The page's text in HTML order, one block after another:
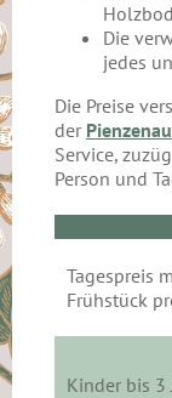
Die
jedes
Die Preise
der
Service,
Person und
Tagespreis
Frühstück
Kinder bis 3